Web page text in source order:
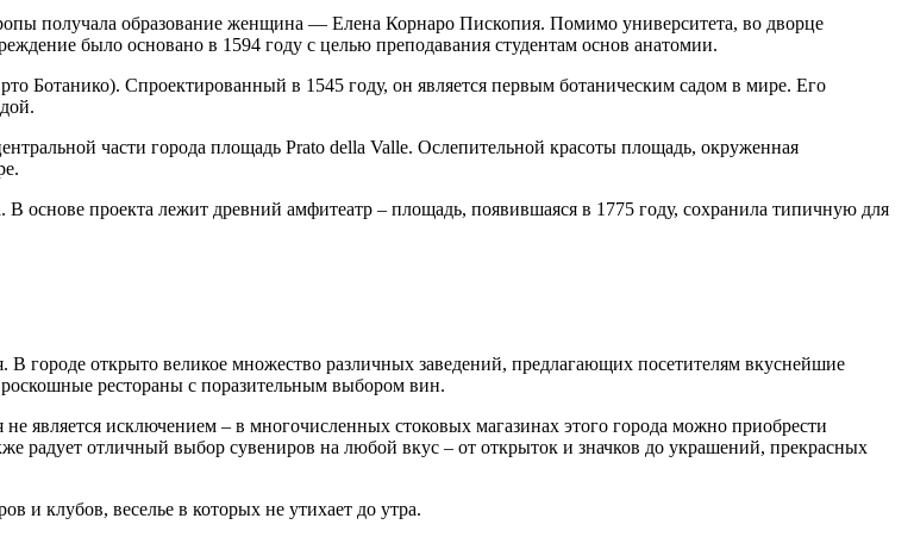
получала образование женщина — Елена Корнаро Пископия. Помимо университета, во дворце
было основано в 1594 году с целью преподавания студентам основ анатомии.
Ботанико). Спроектированный в 1545 году, он является первым ботаническим садом в мире. Его
части города площадь Prato della Valle. Ослепительной красоты площадь, окруженная
В основе проекта лежит древний амфитеатр – площадь, появившаяся в 1775 году, сохранила типичную для
городе открыто великое множество различных заведений, предлагающих посетителям вкуснейшие
рестораны с поразительным выбором вин.
исключением – в многочисленных стоковых магазинах этого города можно приобрести
радует отличный выбор сувениров на любой вкус – от открыток и значков до украшений, прекрасных
и клубов, веселье в которых не утихает до утра.